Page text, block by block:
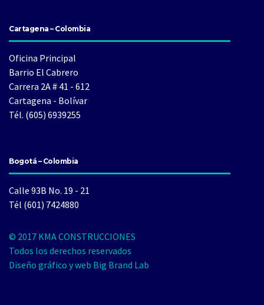
Cartagena – Colombia
Oficina Principal
Barrio El Cabrero
Carrera 2A # 41 - 612
Cartagena - Bolívar
Tél. (605) 6939255
Bogotá – Colombia
Calle 93B No. 19 - 21
Tél (601) 7424880
© 2017 KMA CONSTRUCCIONES
Todos los derechos reservados
Diseño gráfico y web Big Brand Lab